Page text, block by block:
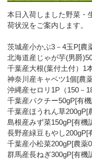
本日入荷しました野菜・
荷状況をご案内します。
茨城産小かぶ3－4玉P[農
北海道産じゃが芋(男爵
千葉産大根(葉付土付）1
神奈川産キャベツ1個[農
沖縄産セロリ1P（150－
千葉産パクチー50gP[有
千葉産ほうれん草200gP[
島根産みず菜150gP[有機
長野産緑豆もやし200gP[
千葉産小松菜200gP[農薬
群馬産長ねぎ300gP[有機